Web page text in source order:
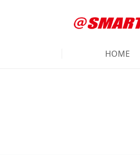
HOME